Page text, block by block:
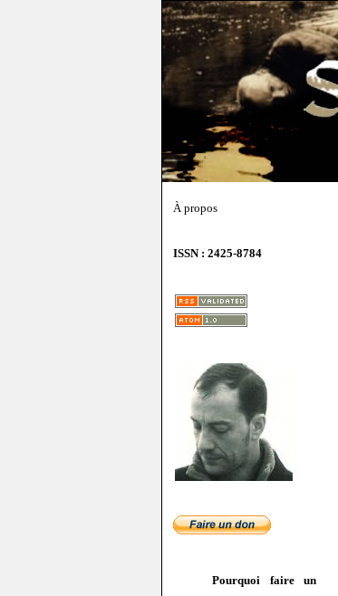
À propos
ISSN : 2425-8784
Pourquoi faire un